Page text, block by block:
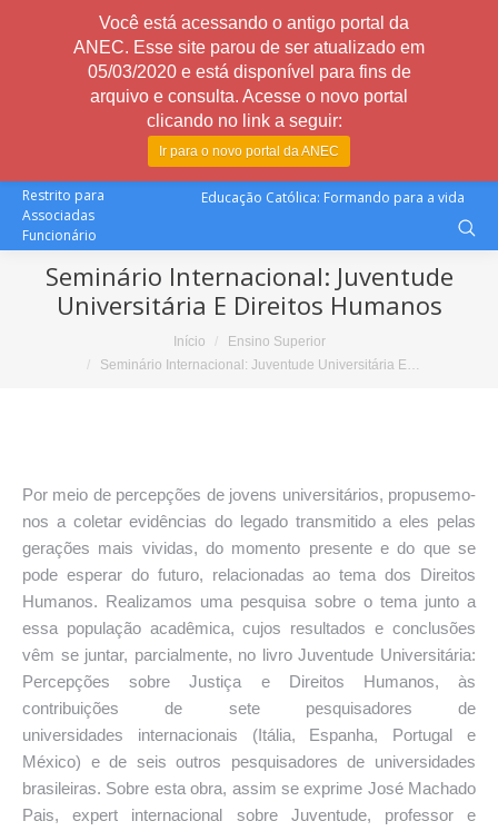
Restrito para
Associadas
Funcionário
Educação Católica: Formando para a vida
Seminário Internacional: Juventude
Universitária E Direitos Humanos
Início
Ensino Superior
Seminário Internacional: Juventude Universitária E…
Por meio de percepções de jovens universitários, propusemo-
nos a coletar evidências do legado transmitido a eles pelas
gerações mais vividas, do momento presente e do que se
pode esperar do futuro, relacionadas ao tema dos Direitos
Humanos. Realizamos uma pesquisa sobre o tema junto a
essa população acadêmica, cujos resultados e conclusões
vêm se juntar, parcialmente, no livro Juventude Universitária:
Percepções sobre Justiça e Direitos Humanos, às
contribuições de sete pesquisadores de
universidades internacionais (Itália, Espanha, Portugal e
México) e de seis outros pesquisadores de universidades
brasileiras. Sobre esta obra, assim se exprime José Machado
Pais, expert internacional sobre Juventude, professor e
Você está acessando o antigo portal da
ANEC. Esse site parou de ser atualizado em
05/03/2020 e está disponível para fins de
arquivo e consulta. Acesse o novo portal
clicando no link a seguir:
Ir para o novo portal da ANEC